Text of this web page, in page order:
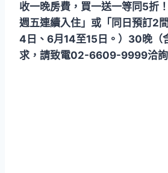
收一晚房費，買一送一等同5折
週五連續入住」或「同日預訂2
4日、6月14至15日。）30晚（
求，請致電02-6609-9999洽詢